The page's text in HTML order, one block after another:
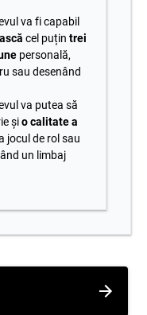
va fi capabil
cel puțin trei
personală,
sau desenând
va putea să
șio calitate a
jocul de rol sau
un limbaj